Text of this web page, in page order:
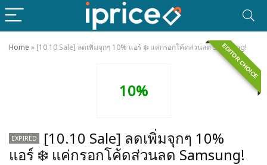
Home » [10.10 Sale] ลดเพิ่มจุกๆ 10% แอร์ ❄️ แค่กรอกโค้ดส่วนลด Samsung!
EDITOR CHOICE
10%
EXPIRED
[10.10 Sale] ลดเพิ่มจุกๆ 10%
แอร์ ❄️ แค่กรอกโค้ดส่วนลด Samsung!